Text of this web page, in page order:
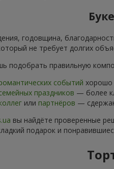
годовщина,
не требует долгих
подобрать правильную
событий хорошо
праздников — более
или партнёров —
вы найдёте проверенные
подарок и